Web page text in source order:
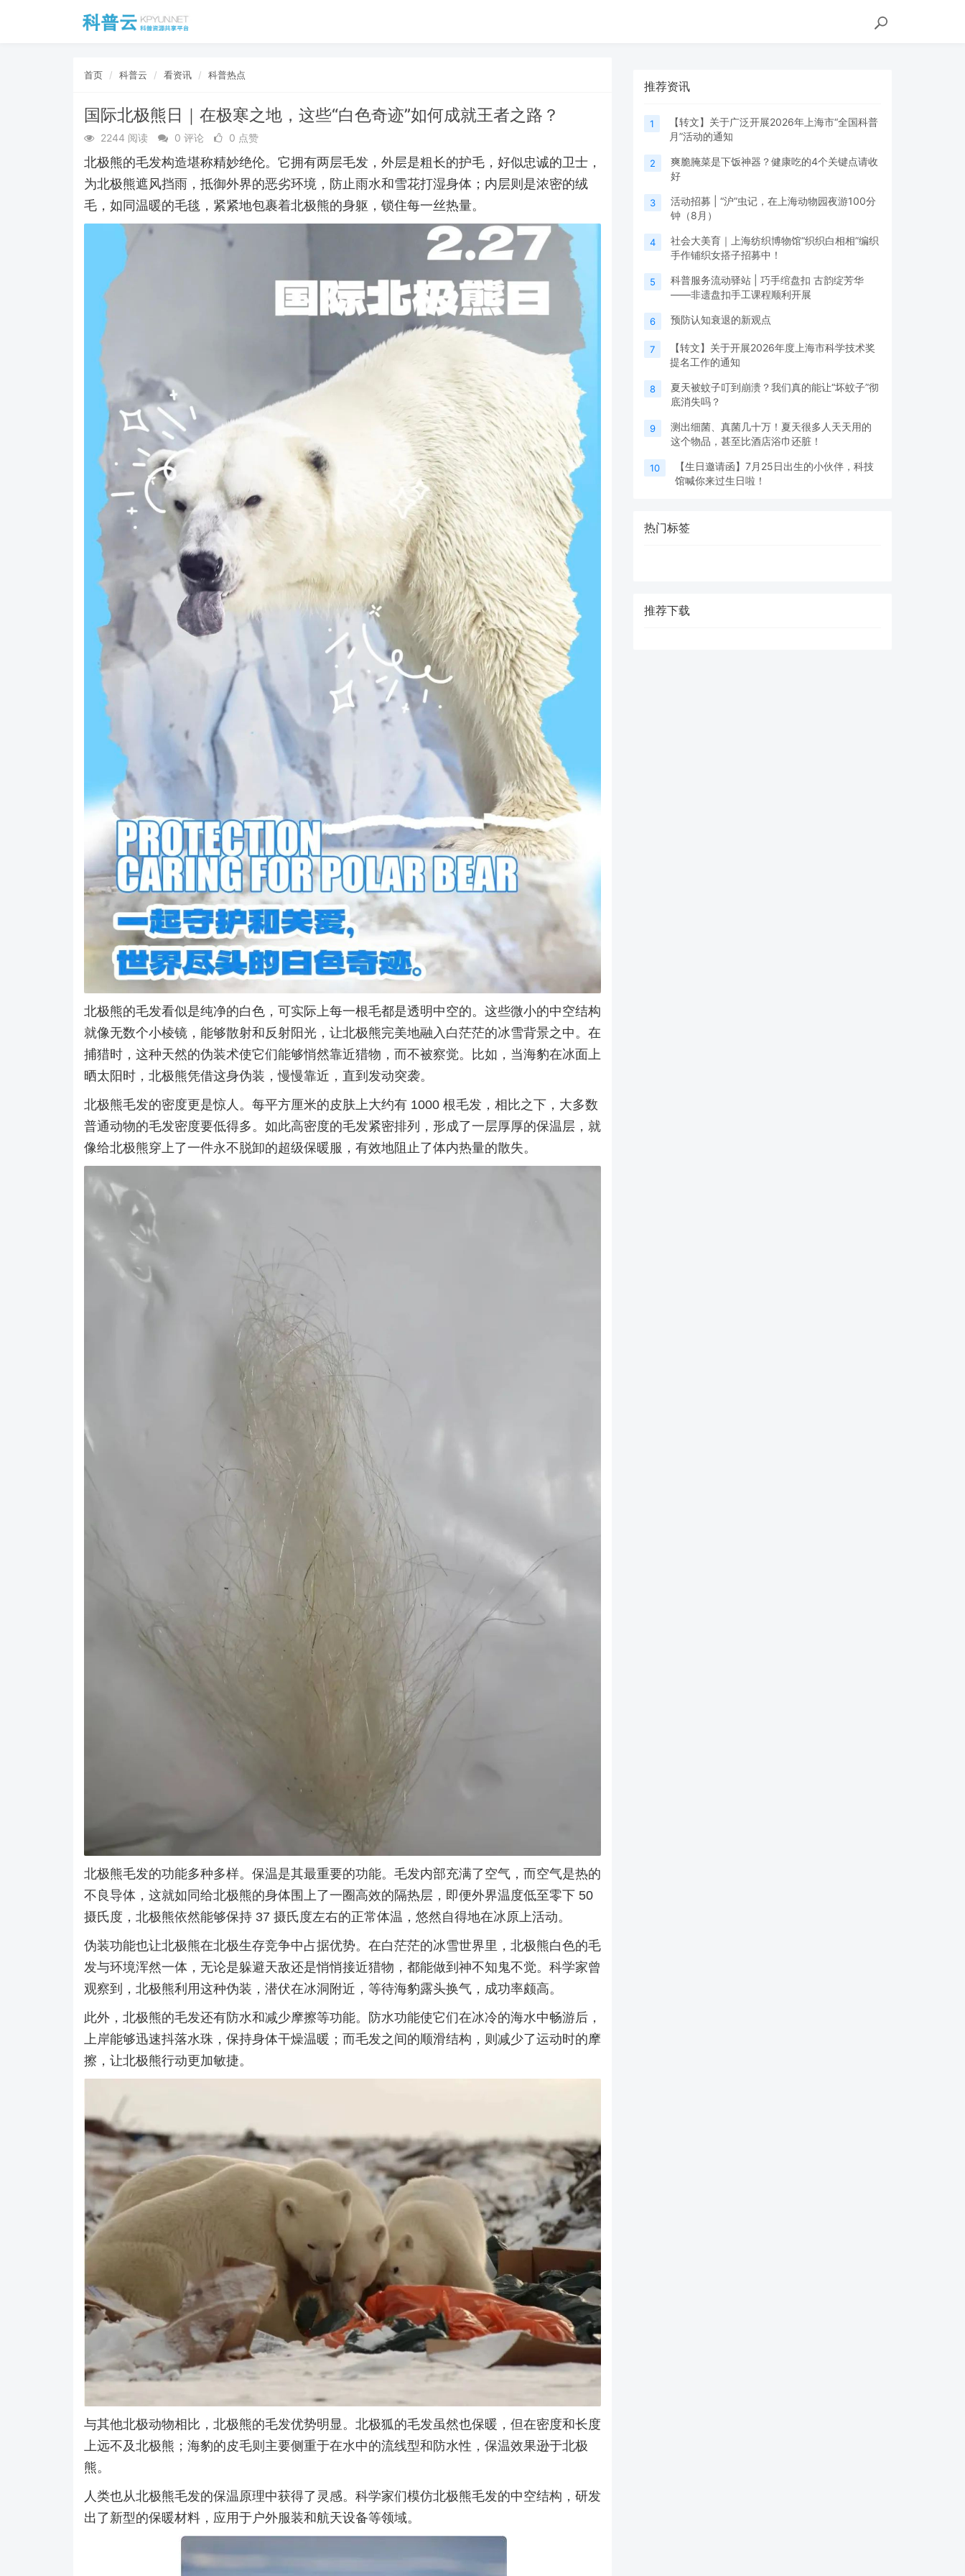
首页 科普云 看资讯 科普热点
国际北极熊日｜在极寒之地，这些“白色奇迹”如何成就王者之路？
2244 阅读 0 评论 0 点赞
北极熊的毛发构造堪称精妙绝伦。它拥有两层毛发，外层是粗长的护毛，好似忠诚的卫士，
为北极熊遮风挡雨，抵御外界的恶劣环境，防止雨水和雪花打湿身体；内层则是浓密的绒
毛，如同温暖的毛毯，紧紧地包裹着北极熊的身躯，锁住每一丝热量。
北极熊的毛发看似是纯净的白色，可实际上每一根毛都是透明中空的。这些微小的中空结构
就像无数个小棱镜，能够散射和反射阳光，让北极熊完美地融入白茫茫的冰雪背景之中。在
捕猎时，这种天然的伪装术使它们能够悄然靠近猎物，而不被察觉。比如，当海豹在冰面上
晒太阳时，北极熊凭借这身伪装，慢慢靠近，直到发动突袭。
北极熊毛发的密度更是惊人。每平方厘米的皮肤上大约有 1000 根毛发，相比之下，大多数
普通动物的毛发密度要低得多。如此高密度的毛发紧密排列，形成了一层厚厚的保温层，就
像给北极熊穿上了一件永不脱卸的超级保暖服，有效地阻止了体内热量的散失。
北极熊毛发的功能多种多样。保温是其最重要的功能。毛发内部充满了空气，而空气是热的
不良导体，这就如同给北极熊的身体围上了一圈高效的隔热层，即便外界温度低至零下 50
摄氏度，北极熊依然能够保持 37 摄氏度左右的正常体温，悠然自得地在冰原上活动。
伪装功能也让北极熊在北极生存竞争中占据优势。在白茫茫的冰雪世界里，北极熊白色的毛
发与环境浑然一体，无论是躲避天敌还是悄悄接近猎物，都能做到神不知鬼不觉。科学家曾
观察到，北极熊利用这种伪装，潜伏在冰洞附近，等待海豹露头换气，成功率颇高。
此外，北极熊的毛发还有防水和减少摩擦等功能。防水功能使它们在冰冷的海水中畅游后，
上岸能够迅速抖落水珠，保持身体干燥温暖；而毛发之间的顺滑结构，则减少了运动时的摩
擦，让北极熊行动更加敏捷。
与其他北极动物相比，北极熊的毛发优势明显。北极狐的毛发虽然也保暖，但在密度和长度
上远不及北极熊；海豹的皮毛则主要侧重于在水中的流线型和防水性，保温效果逊于北极
熊。
人类也从北极熊毛发的保温原理中获得了灵感。科学家们模仿北极熊毛发的中空结构，研发
出了新型的保暖材料，应用于户外服装和航天设备等领域。
推荐资讯
1
【转文】关于广泛开展2026年上海市“全国科普
月”活动的通知
2
爽脆腌菜是下饭神器？健康吃的4个关键点请收
好
3
活动招募 | “沪”虫记，在上海动物园夜游100分
钟（8月）
4
社会大美育｜上海纺织博物馆“织织白相相”编织
手作铺织女搭子招募中！
5
科普服务流动驿站 | 巧手绾盘扣 古韵绽芳华
——非遗盘扣手工课程顺利开展
6 预防认知衰退的新观点
7
【转文】关于开展2026年度上海市科学技术奖
提名工作的通知
8
夏天被蚊子叮到崩溃？我们真的能让“坏蚊子”彻
底消失吗？
9
测出细菌、真菌几十万！夏天很多人天天用的
这个物品，甚至比酒店浴巾还脏！
10
【生日邀请函】7月25日出生的小伙伴，科技
馆喊你来过生日啦！
热门标签
推荐下载